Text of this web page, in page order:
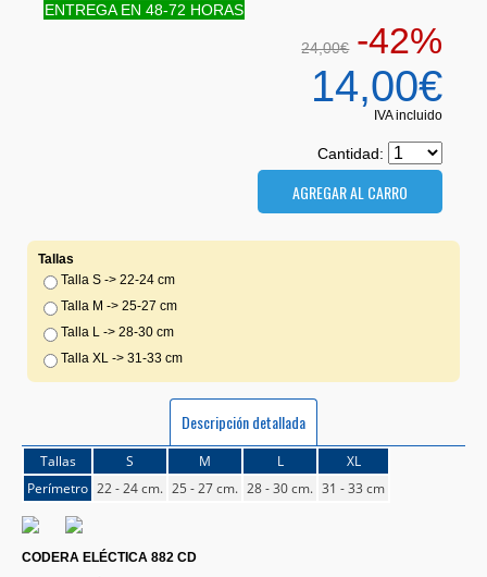
ENTREGA EN 48-72 HORAS
24,00€ -42%
14,00€
IVA incluido
Cantidad:
Tallas
Talla S -> 22-24 cm
Talla M -> 25-27 cm
Talla L -> 28-30 cm
Talla XL -> 31-33 cm
Descripción detallada
Tallas S M L
XL
Perímetro 22 - 24 cm. 25 - 27 cm. 28 - 30 cm. 31 - 33 cm
CODERA ELÉCTICA 882 CD